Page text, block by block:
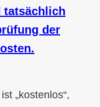
tatsächlich
der
„kostenlos“,